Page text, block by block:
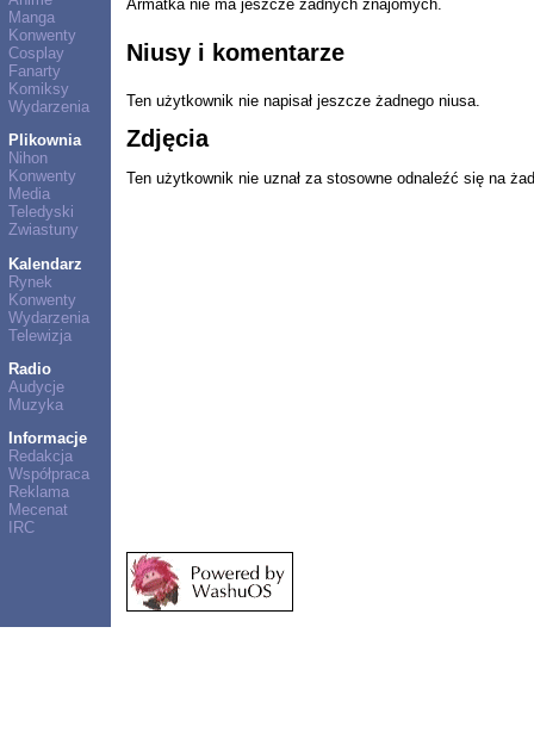
Manga
Konwenty
Cosplay
Fanarty
Komiksy
Wydarzenia
Plikownia
Nihon
Konwenty
Media
Teledyski
Zwiastuny
Kalendarz
Rynek
Konwenty
Wydarzenia
Telewizja
Radio
Audycje
Muzyka
Informacje
Redakcja
Współpraca
Reklama
Mecenat
IRC
Armatka nie ma jeszcze żadnych znajomych.
Niusy i komentarze
Ten użytkownik nie napisał jeszcze żadnego niusa.
Zdjęcia
Ten użytkownik nie uznał za stosowne odnaleźć się na